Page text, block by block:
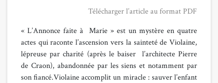
Télécharger l’article au format PDF
« L’Annonce faite à  Marie » est un mystère en quatre
actes qui raconte l’ascension vers la sainteté de Violaine,
lépreuse par charité (après le baiser  l’architecte Pierre
de Craon), abandonnée par les siens et notamment par
son fiancé.Violaine accomplit un miracle : sauver l’enfant